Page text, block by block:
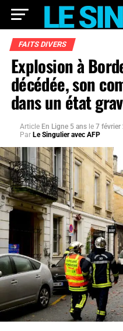
FAITS DIVERS
Explosion à
décédée, son
dans un état
Article En Ligne 5 ans le 7 février
Par Le Singulier avec AFP